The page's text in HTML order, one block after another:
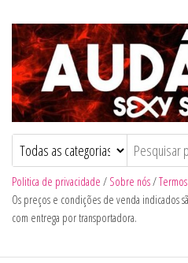
Audacia Sexy Shop
Politica de privacidade / Sobre nós/
Os preços e condições de venda indicados
com entrega por transportadora.